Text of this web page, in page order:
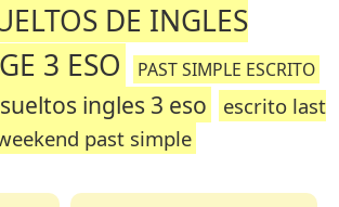
DE INGLES
3 ESO
PAST SIMPLE ESCRITO
ingles 3 eso
escrito last
past simple